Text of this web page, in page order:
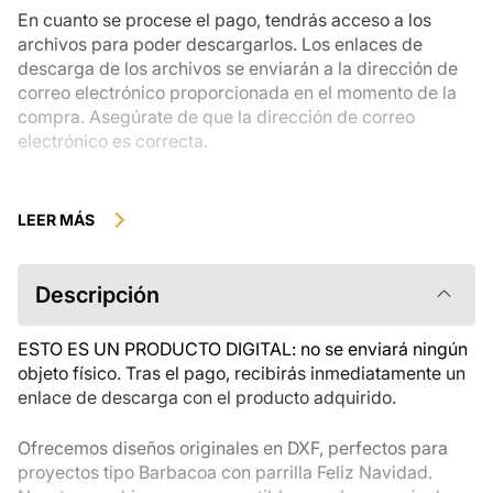
En cuanto se procese el pago, tendrás acceso a los
archivos para poder descargarlos. Los enlaces de
descarga de los archivos se enviarán a la dirección de
correo electrónico proporcionada en el momento de la
compra. Asegúrate de que la dirección de correo
electrónico es correcta.
instantánea no se pueden devolver, cambiar ni cancelar
descripción del producto atentamente antes de
comprarlo y que te pongas en contacto con nosotros si
tienes alguna duda. Si tienes problemas con el pedido,
ponte en contacto directamente con el vendedor.
LEER MÁS
Descripción
ESTO ES UN PRODUCTO DIGITAL: no se enviará ningún
objeto físico. Tras el pago, recibirás inmediatamente un
enlace de descarga con el producto adquirido.
Ofrecemos diseños originales en DXF, perfectos para
proyectos tipo Barbacoa con parrilla Feliz Navidad.